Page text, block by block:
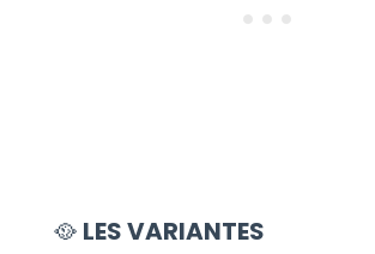
🥘 LES VARIANTES